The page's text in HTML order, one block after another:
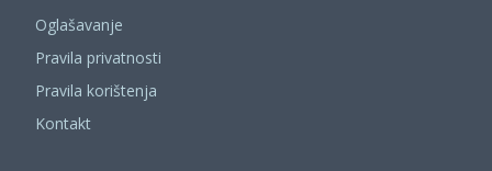
Oglašavanje
Pravila privatnosti
Pravila korištenja
Kontakt